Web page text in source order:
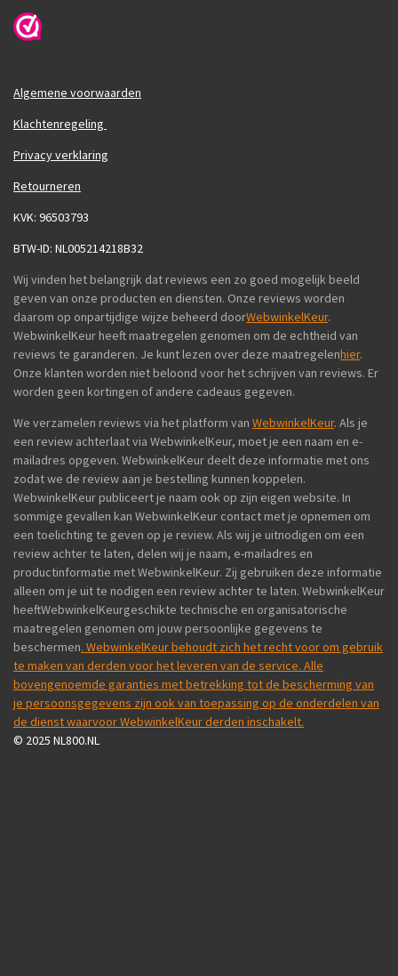
Algemene voorwaarden
Klachtenregeling
Privacy verklaring
Retourneren
KVK: 96503793
BTW-ID: NL005214218B32
Wij vinden het belangrijk dat reviews een zo goed mogelijk beeld
geven van onze producten en diensten. Onze reviews worden
daarom op onpartijdige wijze beheerd doorWebwinkelKeur.
WebwinkelKeur heeft maatregelen genomen om de echtheid van
reviews te garanderen. Je kunt lezen over deze maatregelenhier.
Onze klanten worden niet beloond voor het schrijven van reviews. Er
worden geen kortingen of andere cadeaus gegeven.
We verzamelen reviews via het platform van WebwinkelKeur. Als je
een review achterlaat via WebwinkelKeur, moet je een naam en e-
mailadres opgeven. WebwinkelKeur deelt deze informatie met ons
zodat we de review aan je bestelling kunnen koppelen.
WebwinkelKeur publiceert je naam ook op zijn eigen website. In
sommige gevallen kan WebwinkelKeur contact met je opnemen om
een toelichting te geven op je review. Als wij je uitnodigen om een
review achter te laten, delen wij je naam, e-mailadres en
productinformatie met WebwinkelKeur. Zij gebruiken deze informatie
alleen om je uit te nodigen een review achter te laten. WebwinkelKeur
heeftWebwinkelKeurgeschikte technische en organisatorische
maatregelen genomen om jouw persoonlijke gegevens te
beschermen. WebwinkelKeur behoudt zich het recht voor om gebruik
te maken van derden voor het leveren van de service. Alle
bovengenoemde garanties met betrekking tot de bescherming van
je persoonsgegevens zijn ook van toepassing op de onderdelen van
de dienst waarvoor WebwinkelKeur derden inschakelt.
© 2025 NL800.NL